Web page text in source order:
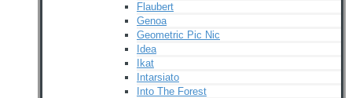
Flaubert
Genoa
Geometric Pic Nic
Idea
Ikat
Intarsiato
Into The Forest